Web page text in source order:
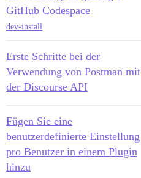
GitHub Codespace
dev-install
Erste Schritte bei der
Verwendung von Postman mit
der Discourse API
Fügen Sie eine
benutzerdefinierte Einstellung
pro Benutzer in einem Plugin
hinzu